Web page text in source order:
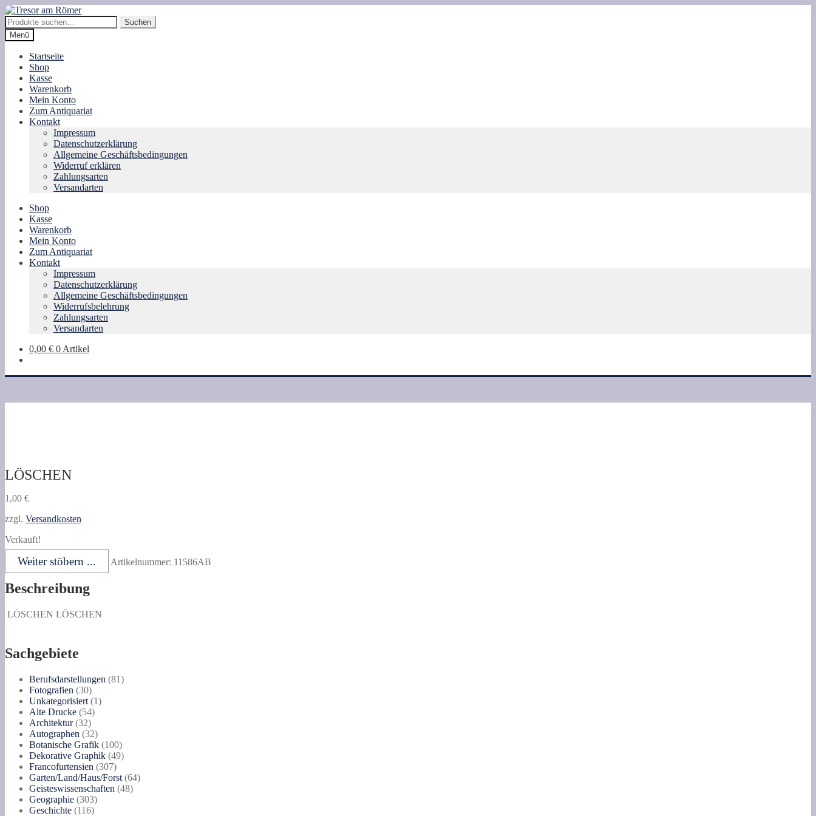
Zur
Navigation
springen
Zum
Inhalt
springen
Suche
nach:
Suchen
Menü
Startseite
Shop
Kasse
Warenkorb
Mein Konto
Zum Antiquariat
Kontakt
Impressum
Datenschutzerklärung
Allgemeine Geschäftsbedingungen
Widerruf erklären
Zahlungsarten
Versandarten
Shop
Kasse
Warenkorb
Mein Konto
Zum Antiquariat
Kontakt
Impressum
Datenschutzerklärung
Allgemeine Geschäftsbedingungen
Widerrufsbelehrung
Zahlungsarten
Versandarten
0,00 € 0 Artikel
LÖSCHEN
1,00 €
zzgl. Versandkosten
Verkauft!
Weiter stöbern ... Artikelnummer: 11586AB
Beschreibung
LÖSCHEN LÖSCHEN
Sachgebiete
Berufsdarstellungen 8181
Fotografien 3030
Produkte
Unkategorisiert 11
Alte Drucke 5454
Architektur 3232
Produkte
Autographen 3232
Produkte
Botanische Grafik 100100
Produkte
Dekorative Graphik 4949
Francofurtensien 307307
Produkte
Garten/Land/Haus/Forst 6464
Geisteswissenschaften 4848
Geographie 303303
Produkte
Geschichte 116116